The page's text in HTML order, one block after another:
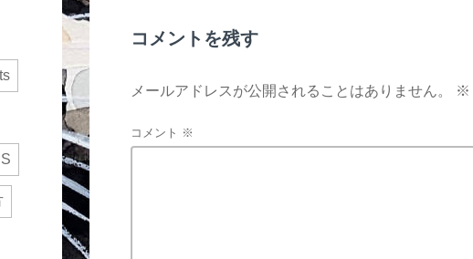
k
コメントを残す
メールアドレスが公開されることはありません。 ※
コメント ※